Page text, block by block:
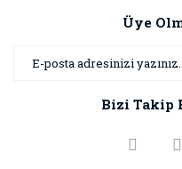
Görüş ve önerileriniz için
Ürün resmi kalitesiz,
Ürün bilgilerinde hatalar
Üye
Bizi Takip